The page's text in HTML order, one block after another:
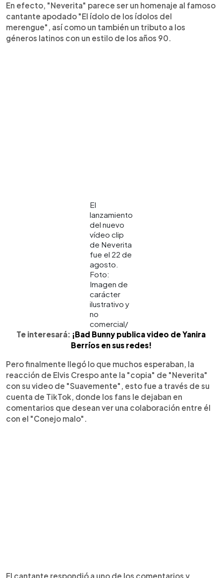
En efecto, "Neverita" parece ser un homenaje al famoso
cantante apodado "El ídolo de los ídolos del
merengue", así como un también un tributo a los
géneros latinos con un estilo de los años 90.
El
lanzamiento
del nuevo
vídeo clip
de Neverita
fue el 22 de
agosto.
Foto:
Imagen de
carácter
ilustrativo y
no
comercial/
Te interesará: ¡Bad Bunny publica video de Yanira
Berríos en sus redes!
Pero finalmente llegó lo que muchos esperaban, la
reacción de Elvis Crespo ante la "copia" de "Neverita"
con su video de "Suavemente", esto fue a través de su
cuenta de TikTok, donde los fans le dejaban en
comentarios que desean ver una colaboración entre él
con el "Conejo malo".
El cantante respondió a uno de los comentarios y